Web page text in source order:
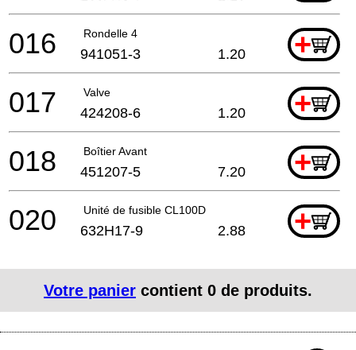
Rondelle 4 +
016 941051-3 1.20
Valve +
017 424208-6 1.20
Boîtier Avant +
018 451207-5 7.20
Unité de fusible CL100D +
020 632H17-9 2.88
Votre panier contient 0 de produits.